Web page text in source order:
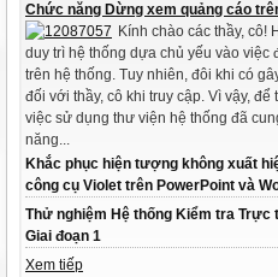
Chức năng Dừng xem quảng cáo
Kính chào các thầy, cô!
duy trì hệ thống dựa chủ yếu vào việc
trên hệ thống. Tuy nhiên, đôi khi có
đối với thầy, cô khi truy cập. Vì vậy, để
việc sử dụng thư viện hệ thống đã
năng...
Khắc phục hiện tượng không xuất
công cụ Violet trên PowerPoint và
Thử nghiệm Hệ thống Kiểm tra Trực
Giai đoạn 1
Xem tiếp